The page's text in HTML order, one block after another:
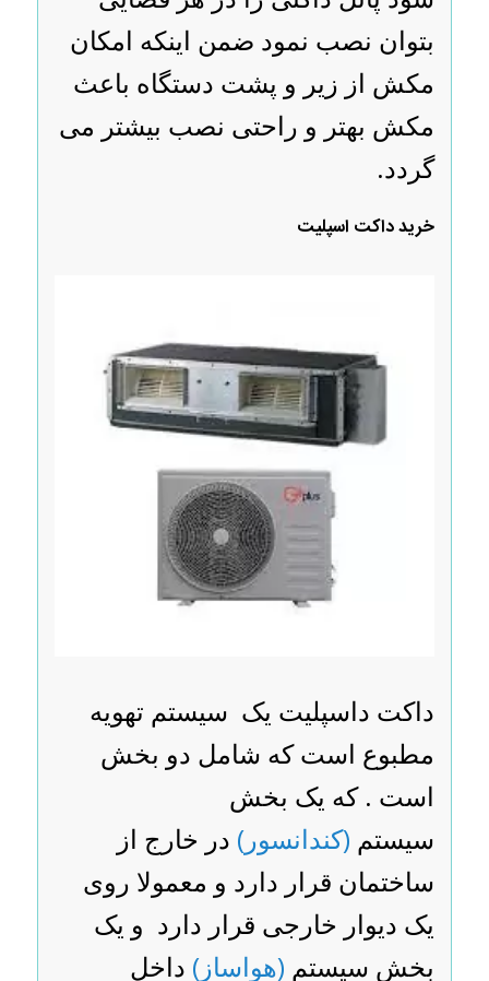
بتوان نصب نمود ضمن اینکه امکان
مکش از زیر و پشت دستگاه باعث
مکش بهتر و راحتی نصب بیشتر می
گردد.
خرید داکت اسپلیت
داکت داسپلیت یک سیستم تهویه
مطبوع است که شامل دو بخش
است . که یک بخش
سیستم (کندانسور) در خارج از
ساختمان قرار دارد و معمولا روی
یک دیوار خارجی قرار دارد و یک
بخش سیستم (هواساز) داخل